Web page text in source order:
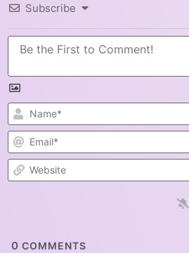
Subscribe
0 COMMENTS